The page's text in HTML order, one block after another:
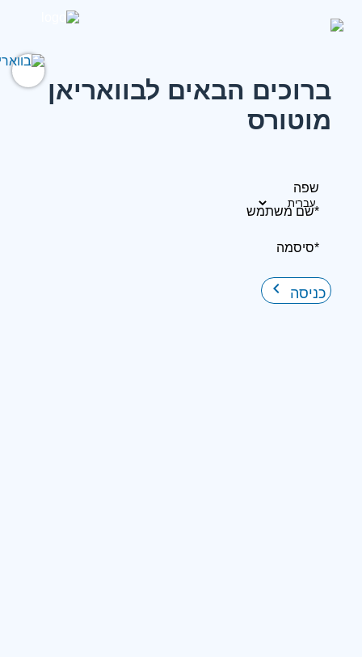
ברוכים הבאים לבוואריאן
מוטורס
שפה
*שם משתמש
*סיסמה
כניסה keyboard_arrow_right